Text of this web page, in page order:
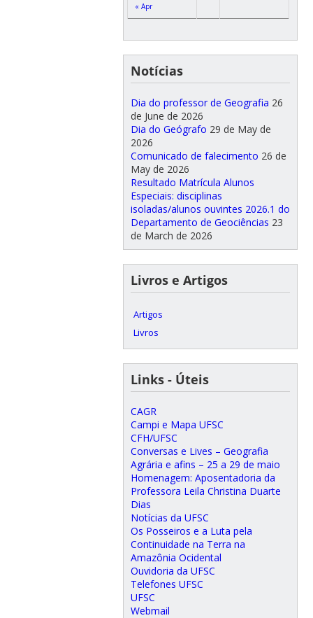
« Apr
Notícias
Dia do professor de Geografia 26
de June de 2026
Dia do Geógrafo 29 de May de
2026
Comunicado de falecimento 26 de
May de 2026
Resultado Matrícula Alunos
Especiais: disciplinas
isoladas/alunos ouvintes 2026.1 do
Departamento de Geociências 23
de March de 2026
Livros e Artigos
Artigos
Livros
Links - Úteis
CAGR
Campi e Mapa UFSC
CFH/UFSC
Conversas e Lives – Geografia
Agrária e afins – 25 a 29 de maio
Homenagem: Aposentadoria da
Professora Leila Christina Duarte
Dias
Notícias da UFSC
Os Posseiros e a Luta pela
Continuidade na Terra na
Amazônia Ocidental
Ouvidoria da UFSC
Telefones UFSC
UFSC
Webmail